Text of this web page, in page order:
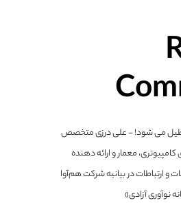
تعطیل می شود! - علی درزی متخصص
معمار و ارائه دهنده
و ارتباطاتدربیانیه شرکت هم‌آوا
نوآوری آزادی»